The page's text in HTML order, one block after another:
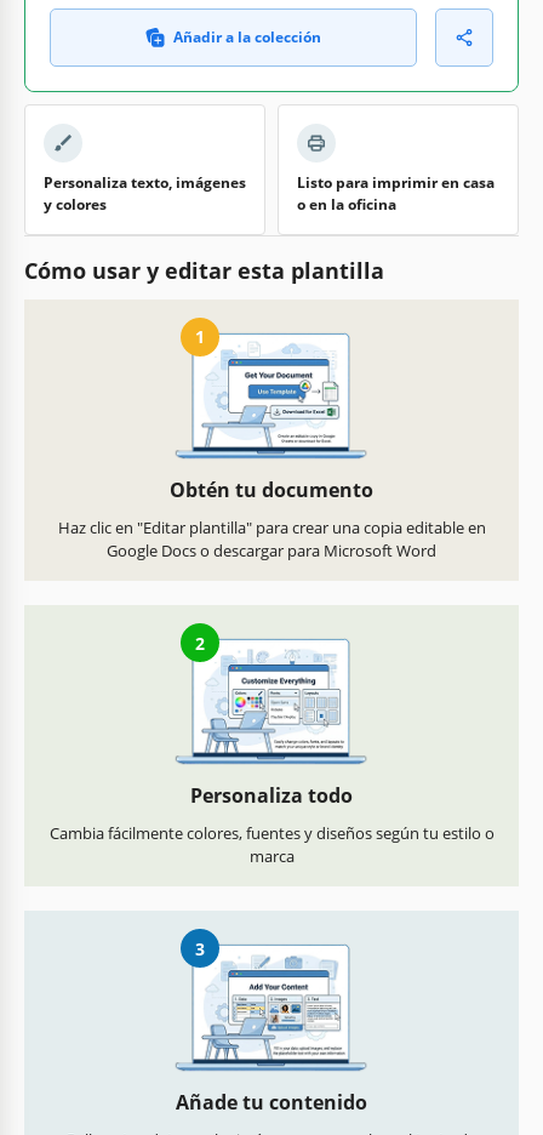
Añadir a la colección
Personaliza texto, imágenes
y colores
Listo para imprimir en casa
o en la oficina
Cómo usar y editar esta plantilla
1
Obtén tu documento
Haz clic en "Editar plantilla" para crear una copia editable en
Google Docs o descargar para Microsoft Word
2
Personaliza todo
Cambia fácilmente colores, fuentes y diseños según tu estilo o
marca
3
Añade tu contenido